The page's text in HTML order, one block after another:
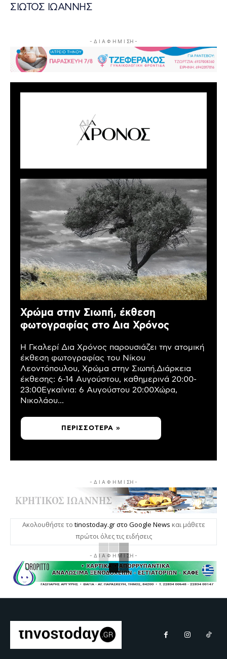
ΣΙΩΤΟΣ ΙΩΑΝΝΗΣ
- Δ Ι Α Φ Η Μ Ι ΣΗ -
Χρώμα στην Σιωπή, έκθεση
φωτογραφίας στο Δια Χρόνος
Η Γκαλερί Δια Χρόνος παρουσιάζει την ατομική
έκθεση φωτογραφίας του Νίκου
Λεοντόπουλου, Χρώμα στην Σιωπή.Διάρκεια
έκθεσης: 6-14 Αυγούστου, καθημερινά 20:00-
23:00Εγκαίνια: 6 Αυγούστου 20:00Χώρα,
Νικολάου...
ΠΕΡΙΣΣΌΤΕΡΑ »
- Δ Ι Α Φ Η Μ Ι ΣΗ -
Ακολουθήστε το tinostoday.gr στο Google News και μάθετε
πρώτοι όλες τις ειδήσεις
- Δ Ι Α Φ Η Μ Ι ΣΗ -